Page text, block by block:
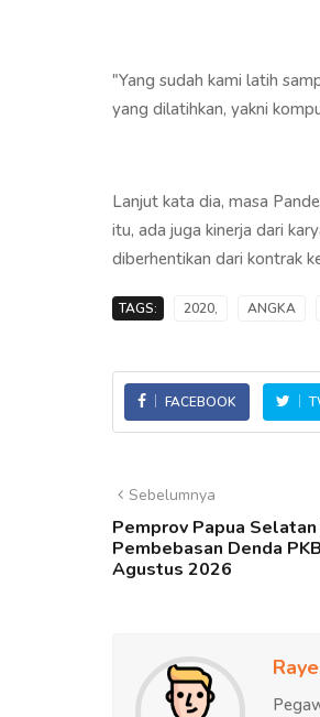
"Yang sudah kami latih
yang dilatihkan, yakni
Lanjut kata dia, masa
itu, ada juga kinerja dari
diberhentikan dari kontrak
TAGS: 2020, ANGKA
FACEBOOK
Sebelumnya
Pemprov Papua
Pembebasan Denda
Agustus 2026